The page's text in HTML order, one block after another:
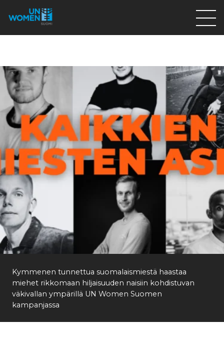
Osallistu
Mitä teemme
Ajankohtaista
Tietoa meistä
På Svenska
Valikon rivi
Lahjoita
Etsi
Kymmenen tunnettua suomalaismiestä haastaa
miehet rikkomaan hiljaisuuden naisiin kohdistuvan
väkivallan ympärillä UN Women Suomen
kampanjassa